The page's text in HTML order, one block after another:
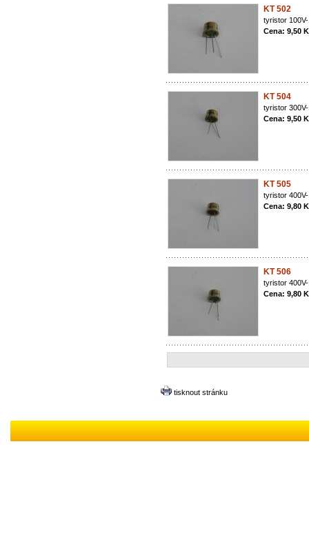
KT 502
tyristor
Cena: 9,50
KT 504
tyristor
Cena: 9,50
KT 505
tyristor
Cena: 9,80
KT 506
tyristor
Cena: 9,80
tisknout stránku